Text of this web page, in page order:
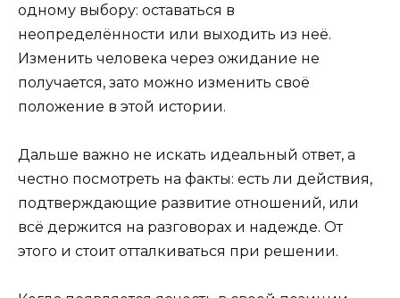
одному выбору: оставаться в
неопределённости или выходить из неё.
Изменить человека через ожидание не
получается, зато можно изменить своё
положение в этой истории.
Дальше важно не искать идеальный ответ, а
честно посмотреть на факты: есть ли действия,
подтверждающие развитие отношений, или
всё держится на разговорах и надежде. От
этого и стоит отталкиваться при решении.